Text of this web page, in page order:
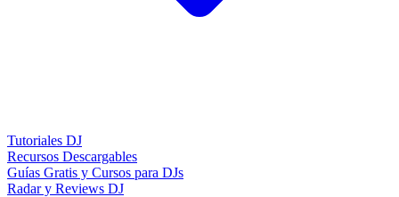
Tutoriales DJ
Recursos Descargables
Guías Gratis y Cursos para DJs
Radar y Reviews DJ